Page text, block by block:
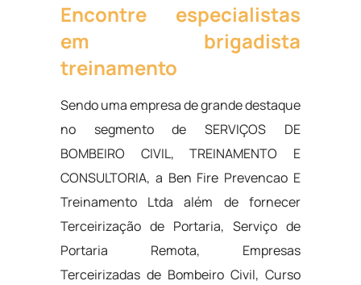
Encontre especialistas
em brigadista
treinamento
Sendo uma empresa de grande destaque
no segmento de SERVIÇOS DE
BOMBEIRO CIVIL, TREINAMENTO E
CONSULTORIA, a Ben Fire Prevencao E
Treinamento Ltda além de fornecer
Terceirização de Portaria, Serviço de
Portaria Remota, Empresas
Terceirizadas de Bombeiro Civil, Curso